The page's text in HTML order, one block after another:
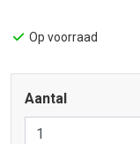
Op voorraad
Aantal